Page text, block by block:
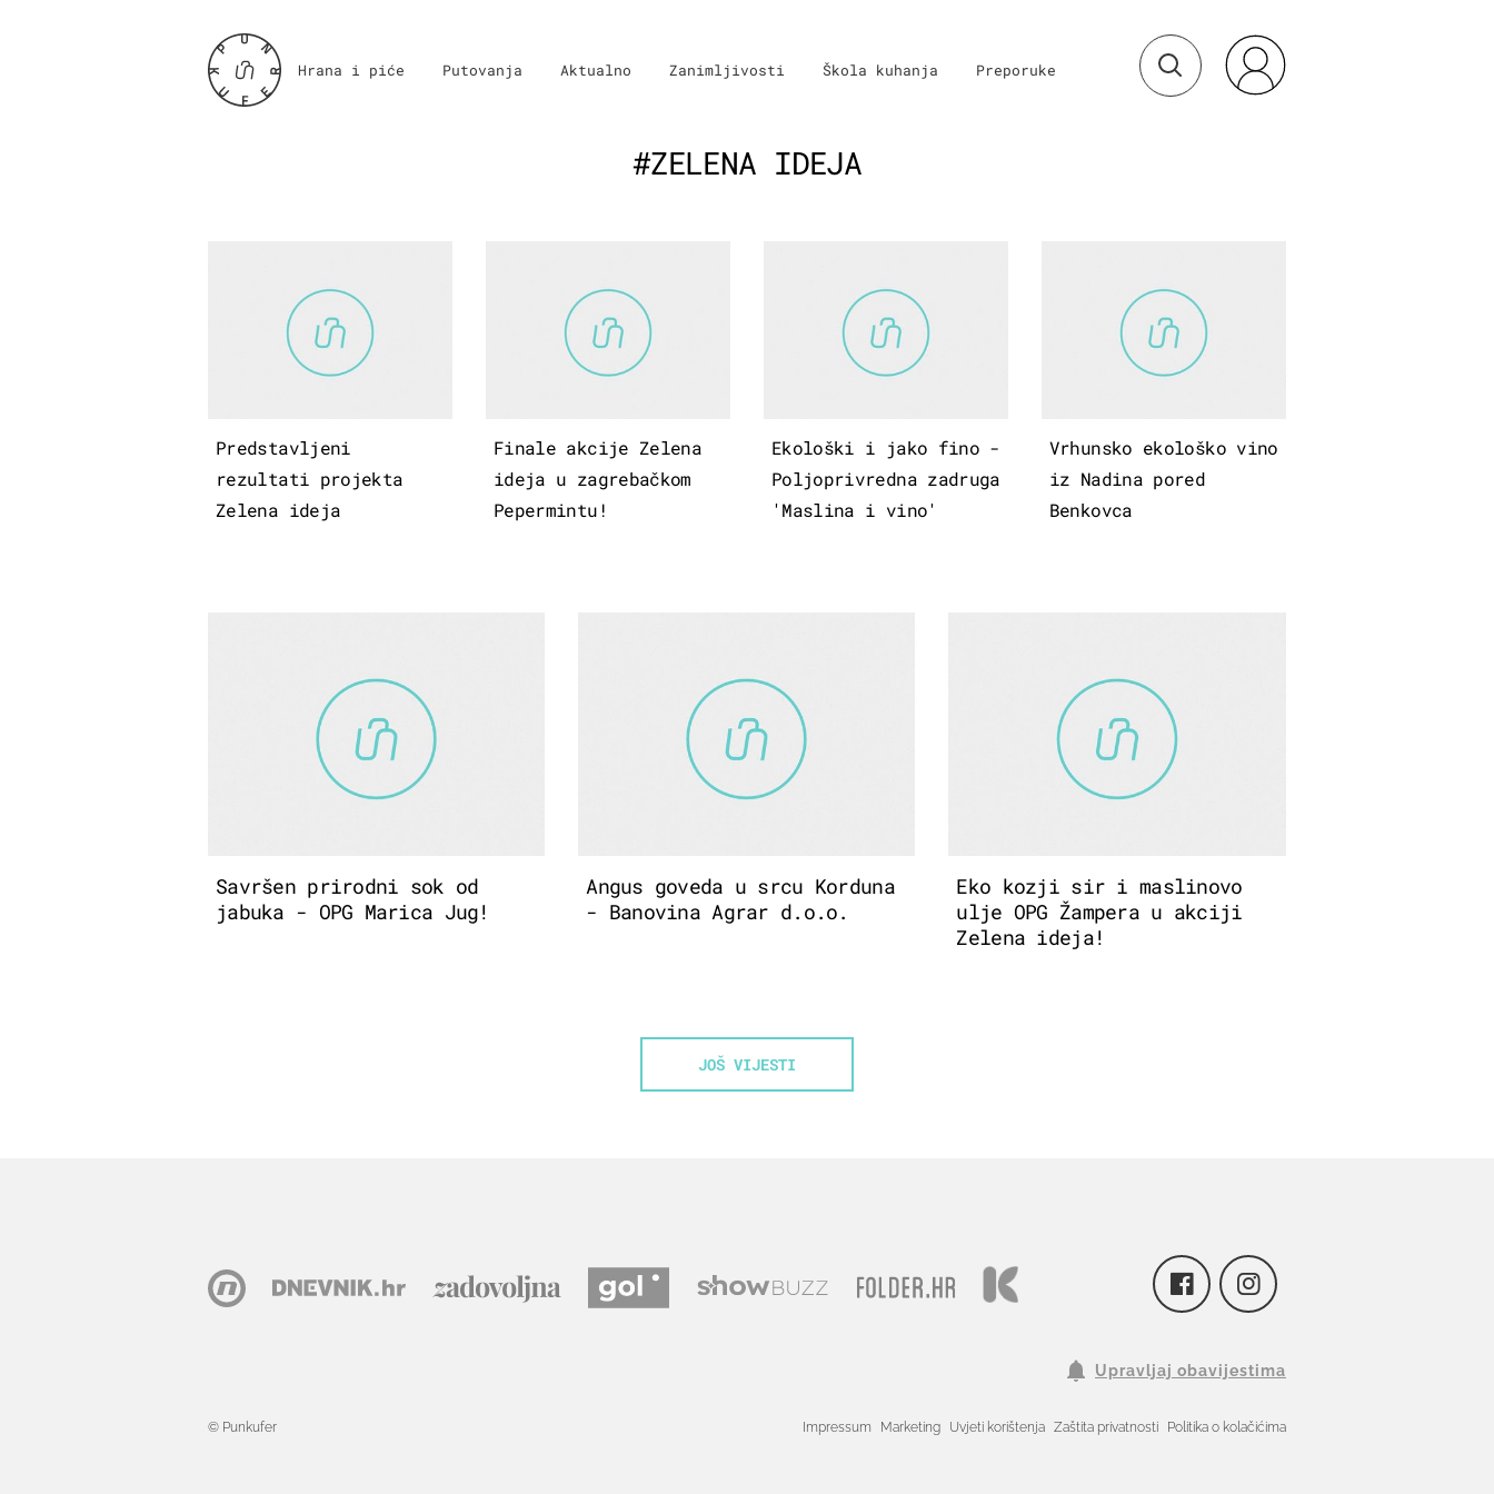
Hrana i piće Putovanja Aktualno Zanimljivosti Škola kuhanja Preporuke
#ZELENA IDEJA
Predstavljeni
rezultati projekta
Zelena ideja
Finale akcije Zelena
ideja u zagrebačkom
Pepermintu!
Ekološki i jako fino -
Poljoprivredna zadruga
'Maslina i vino'
Vrhunsko ekološko vino
iz Nadina pored
Benkovca
Savršen prirodni sok od
jabuka - OPG Marica Jug!
Angus goveda u srcu Korduna
- Banovina Agrar d.o.o.
Eko kozji sir i maslinovo
ulje OPG Žampera u akciji
Zelena ideja!
JOŠ VIJESTI
Upravljaj obavijestima
© Punkufer Impressum Marketing Uvjeti korištenja Zaštita privatnosti Politika o kolačićima